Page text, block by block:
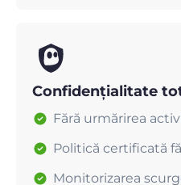
Confidențialitate
Fără urmărirea
Politică certificată
Monitorizarea